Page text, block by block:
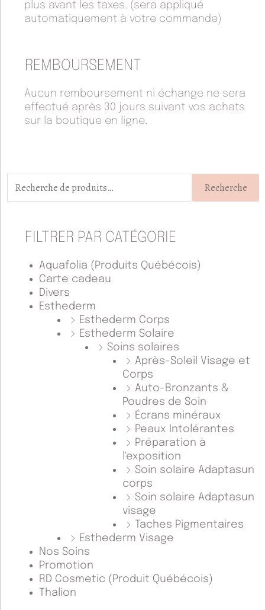
plus avant les taxes. (sera appliqué
automatiquement à votre commande)
REMBOURSEMENT
Aucun remboursement ni échange ne sera
effectué après 30 jours suivant vos achats
sur la boutique en ligne.
Recherche
FILTRER PAR CATÉGORIE
Aquafolia (Produits Québécois)
Carte cadeau
Divers
Esthederm
Esthederm Corps
Esthederm Solaire
Soins solaires
Après-Soleil Visage et
Corps
Auto-Bronzants &
Poudres de Soin
Écrans minéraux
Peaux Intolérantes
Préparation à
l'exposition
Soin solaire Adaptasun
corps
Soin solaire Adaptasun
visage
Taches Pigmentaires
Esthederm Visage
Nos Soins
Promotion
RD Cosmetic (Produit Québécois)
Thalion